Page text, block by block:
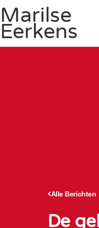
Marilse
Eerkens
Alle Berichten
De